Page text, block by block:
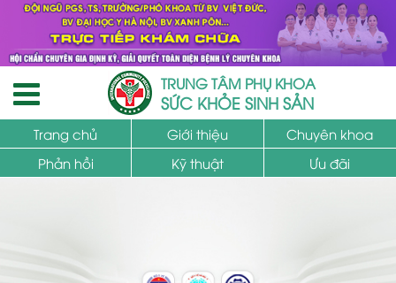
TRUNG TÂM PHỤ KHOA
SỨC KHỎE SINH SẢN
Trang chủ Giới thiệu
Chuyên khoa
Phản hồi
Kỹ thuật Ưu đãi